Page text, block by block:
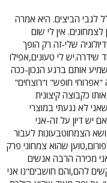
לגבי הביצים. היא אמרה
אין לי שום
שלי-זה רק הופך
לי טעונים,אפילו
אותם ברגע הנכון-ככה
חופש" ו"רוצחים"
כקבוצה קיצונית
לא נגעתי במוצרי
יש דיון על זה-אני
הצמחוטבעונות לעבור
שהוא צמחוני פרק
מכירה הרבה אנשים
להם,והם חושבים"נו אני